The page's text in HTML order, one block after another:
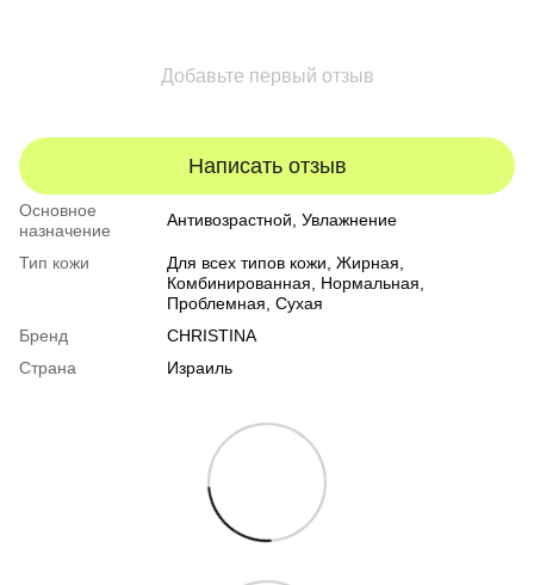
Добавьте первый отзыв
Написать отзыв
Основное
назначение
Антивозрастной, Увлажнение
Тип кожи Для всех типов кожи, Жирная,
Комбинированная, Нормальная,
Проблемная, Сухая
Бренд
CHRISTINA
Страна
Израиль